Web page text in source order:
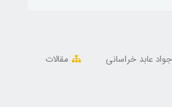
جواد عابد خراسانی
مقالات